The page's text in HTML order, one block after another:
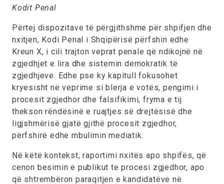
Kodit Penal
Përtej dispozitave të përgjithshme për shpifjen dhe
nxitjen, Kodi Penal i Shqipërisë përfshin edhe
Kreun X, i cili trajton veprat penale që ndikojnë në
zgjedhjet e lira dhe sistemin demokratik të
zgjedhjeve. Edhe pse ky kapitull fokusohet
kryesisht në veprime si blerja e votës, pengimi i
procesit zgjedhor dhe falsifikimi, fryma e tij
thekson rëndësinë e ruajtjes së drejtësisë dhe
ligjshmërisë gjatë gjithë procesit zgjedhor,
përfshirë edhe mbulimin mediatik.
Në këtë kontekst, raportimi nxitës apo shpifës, që
cenon besimin e publikut te procesi zgjedhor, apo
që shtrembëron paraqitjen e kandidatëve në